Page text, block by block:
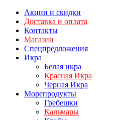
Акции и скидки
Доставка и оплата
Контакты
Магазин
Спецпредложения
Икра
Белая икра
Красная Икра
Черная Икра
Морепродукты
Гребешки
Кальмары